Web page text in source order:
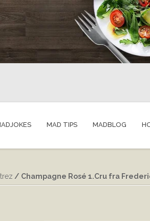
MAD TIPS MADBLOG
/ Champagne Rosé 1.Cru fra